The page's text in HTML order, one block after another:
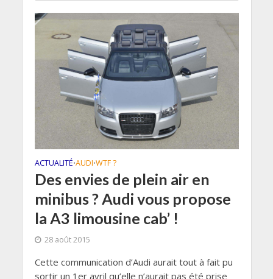
ACTUALITÉ•AUDI•WTF ?
Des envies de plein air en
minibus ? Audi vous propose
la A3 limousine cab’ !
28 août 2015
Cette communication d’Audi aurait tout à fait pu
sortir un 1er avril qu’elle n’aurait pas été prise